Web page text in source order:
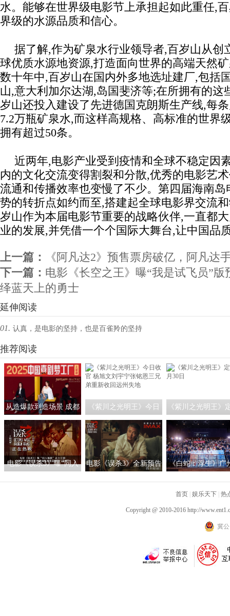
水。能够在世界级电影节上承担起如此重任,
界级的水源品质和信心。
据了解,作为矿泉水行业领导者,百岁山从创
球优质水源地资源,打造面向世界的高端天然
数十年中,百岁山在国内外多地选址建厂,包括
山,意大利加尔达湖,岛国斐济等;在所拥有的这
岁山还投入建设了先进德国克朗斯生产线,每
7.2万瓶矿泉水,而这样高规格、高标准的世界
拥有超过50条。
近两年,电影产业受到疫情和全球不稳定因
内的文化交流变得割裂和分散,优秀的电影艺
流通和传播效率也变慢了不少。第四届海南
势的转折点如约而至,搭建起全球电影界交流
岁山作为本届电影节重要的战略伙伴,一直都
业的发展,并凭借一个个国际大舞台,让中国品
上一篇：
《阿凡达2》预售票房破亿，阿凡达
下一篇： 电影《长空之王》曝“我是试飞员”
绎蓝天上的勇士
延伸阅读
01. 认真，是电影的坚持，也是百雀羚的坚持
推荐阅读
从造爆款到造场景 成都
解锁影旅融合新玩法
《紫川之光明王》今日
收官 杨旭文刘宇宁张铭
恩三兄弟重新收回远州
失地
《紫川之光明王》
月30日
电影《误杀3》曝“同入
电影《误杀3》全新预告
看
《白蛇：浮生》广
典获赞“七夕必
首页 娱乐天下 热
Copyright @ 2010-2016 http://
冀公